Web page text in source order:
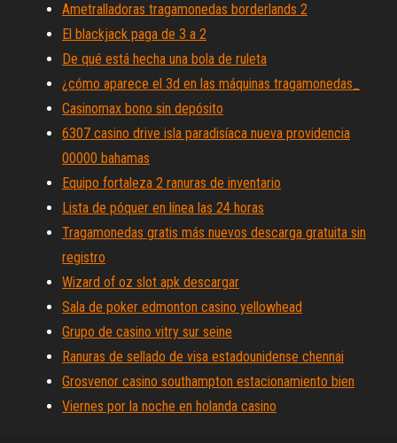
Ametralladoras tragamonedas borderlands 2
El blackjack paga de 3 a 2
De qué está hecha una bola de ruleta
¿cómo aparece el 3d en las máquinas tragamonedas_
Casinomax bono sin depósito
6307 casino drive isla paradisíaca nueva providencia
00000 bahamas
Equipo fortaleza 2 ranuras de inventario
Lista de póquer en línea las 24 horas
Tragamonedas gratis más nuevos descarga gratuita sin
registro
Wizard of oz slot apk descargar
Sala de poker edmonton casino yellowhead
Grupo de casino vitry sur seine
Ranuras de sellado de visa estadounidense chennai
Grosvenor casino southampton estacionamiento bien
Viernes por la noche en holanda casino